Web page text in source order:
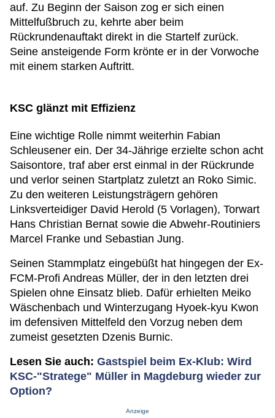
auf. Zu Beginn der Saison zog er sich einen
Mittelfußbruch zu, kehrte aber beim
Rückrundenauftakt direkt in die Startelf zurück.
Seine ansteigende Form krönte er in der Vorwoche
mit einem starken Auftritt.
KSC glänzt mit Effizienz
Eine wichtige Rolle nimmt weiterhin Fabian
Schleusener ein. Der 34-Jährige erzielte schon acht
Saisontore, traf aber erst einmal in der Rückrunde
und verlor seinen Startplatz zuletzt an Roko Simic.
Zu den weiteren Leistungsträgern gehören
Linksverteidiger David Herold (5 Vorlagen), Torwart
Hans Christian Bernat sowie die Abwehr-Routiniers
Marcel Franke und Sebastian Jung.
Seinen Stammplatz eingebüßt hat hingegen der Ex-
FCM-Profi Andreas Müller, der in den letzten drei
Spielen ohne Einsatz blieb. Dafür erhielten Meiko
Wäschenbach und Winterzugang Hyoek-kyu Kwon
im defensiven Mittelfeld den Vorzug neben dem
zumeist gesetzten Dzenis Burnic.
Lesen Sie auch: Gastspiel beim Ex-Klub: Wird
KSC-"Stratege" Müller in Magdeburg wieder zur
Option?
Anzeige